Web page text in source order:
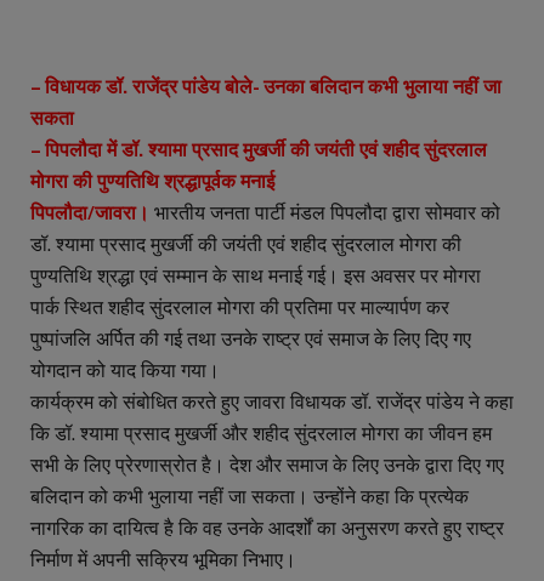
– विधायक डॉ. राजेंद्र पांडेय बोले- उनका बलिदान कभी भुलाया नहीं जा
सकता
– पिपलौदा में डॉ. श्यामा प्रसाद मुखर्जी की जयंती एवं शहीद सुंदरलाल
मोगरा की पुण्यतिथि श्रद्धापूर्वक मनाई
पिपलौदा/जावरा। भारतीय जनता पार्टी मंडल पिपलौदा द्वारा सोमवार को
डॉ. श्यामा प्रसाद मुखर्जी की जयंती एवं शहीद सुंदरलाल मोगरा की
पुण्यतिथि श्रद्धा एवं सम्मान के साथ मनाई गई। इस अवसर पर मोगरा
पार्क स्थित शहीद सुंदरलाल मोगरा की प्रतिमा पर माल्यार्पण कर
पुष्पांजलि अर्पित की गई तथा उनके राष्ट्र एवं समाज के लिए दिए गए
योगदान को याद किया गया।
कार्यक्रम को संबोधित करते हुए जावरा विधायक डॉ. राजेंद्र पांडेय ने कहा
कि डॉ. श्यामा प्रसाद मुखर्जी और शहीद सुंदरलाल मोगरा का जीवन हम
सभी के लिए प्रेरणास्रोत है। देश और समाज के लिए उनके द्वारा दिए गए
बलिदान को कभी भुलाया नहीं जा सकता। उन्होंने कहा कि प्रत्येक
नागरिक का दायित्व है कि वह उनके आदर्शों का अनुसरण करते हुए राष्ट्र
निर्माण में अपनी सक्रिय भूमिका निभाए।